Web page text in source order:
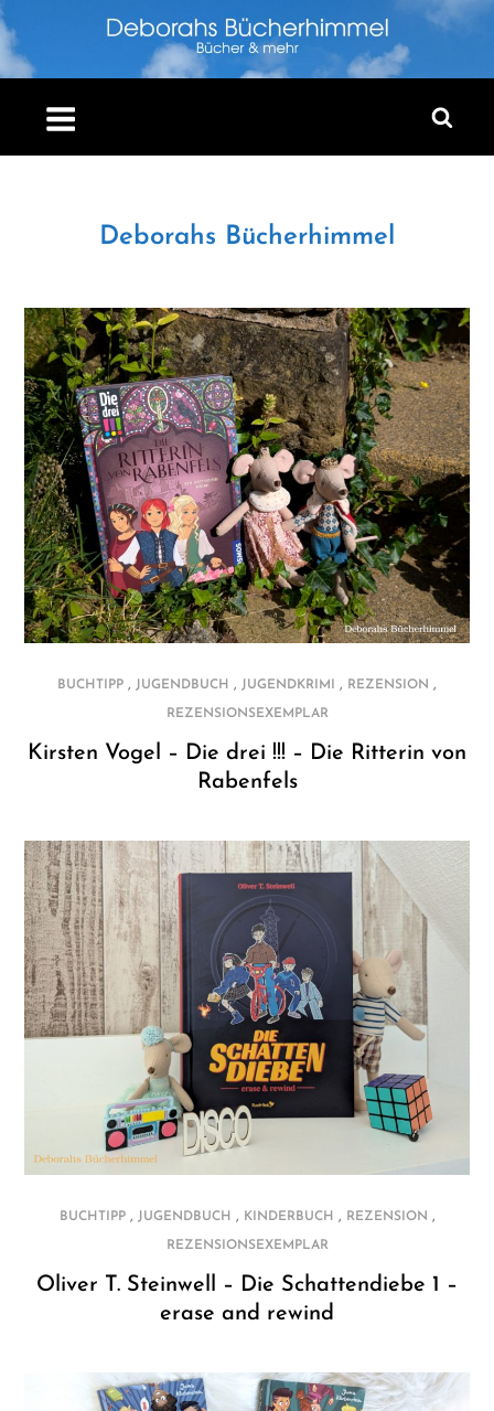
Skip
to
content
Deborahs Bücherhimmel
BUCHTIPP , JUGENDBUCH , JUGENDKRIMI , REZENSION ,
REZENSIONSEXEMPLAR
Kirsten Vogel – Die drei !!! – Die Ritterin von
Rabenfels
BUCHTIPP, JUGENDBUCH , KINDERBUCH , REZENSION ,
REZENSIONSEXEMPLAR
Oliver T. Steinwell – Die Schattendiebe 1 –
erase and rewind